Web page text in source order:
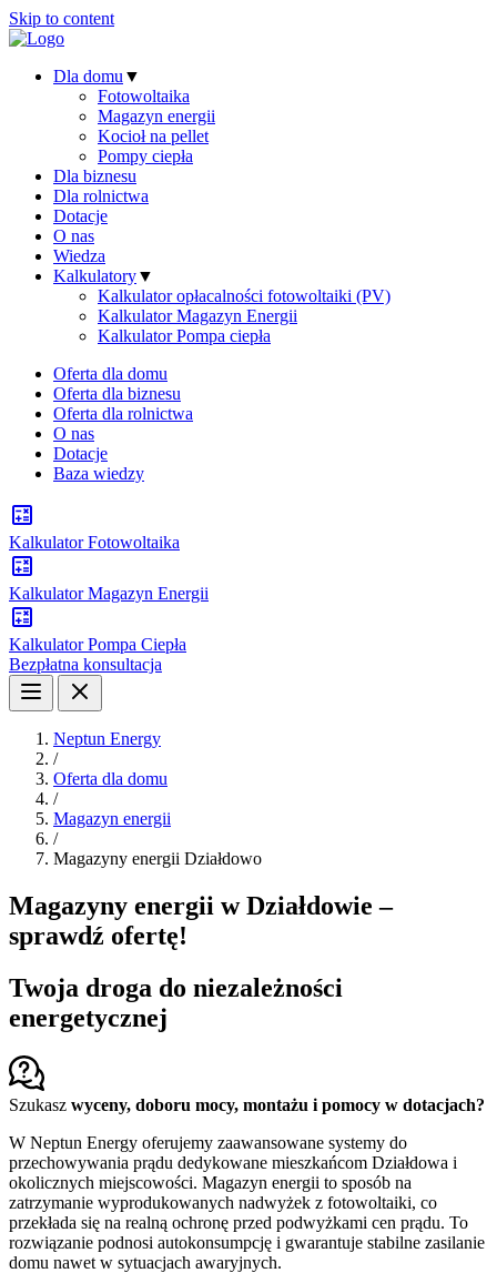
Skip to content
Dla domu ▼
Fotowoltaika
Magazyn energii
Kocioł na pellet
Pompy ciepła
Dla biznesu
Dla rolnictwa
Dotacje
O nas
Wiedza
Kalkulatory▼
Kalkulator opłacalności fotowoltaiki (PV)
Kalkulator Magazyn Energii
Kalkulator Pompa ciepła
Oferta dla domu
Oferta dla biznesu
Oferta dla rolnictwa
O nas
Dotacje
Baza wiedzy
Kalkulator Fotowoltaika
Kalkulator Magazyn Energii
Kalkulator Pompa Ciepła
Bezpłatna konsultacja
Neptun Energy
/
Oferta dla domu
/
Magazyn energii
/
Magazyny energii Działdowo
Magazyny energii w Działdowie –
sprawdź ofertę!
Twoja droga do niezależności
energetycznej
Szukasz wyceny, doboru mocy, montażu i pomocy w dotacjach?
W Neptun Energy oferujemy zaawansowane systemy do
przechowywania prądu dedykowane mieszkańcom Działdowa i
okolicznych miejscowości. Magazyn energii to sposób na
zatrzymanie wyprodukowanych nadwyżek z fotowoltaiki, co
przekłada się na realną ochronę przed podwyżkami cen prądu. To
rozwiązanie podnosi autokonsumpcję i gwarantuje stabilne zasilanie
domu nawet w sytuacjach awaryjnych.